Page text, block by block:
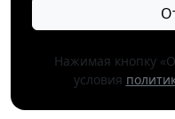
Нажимая кнопку
условия